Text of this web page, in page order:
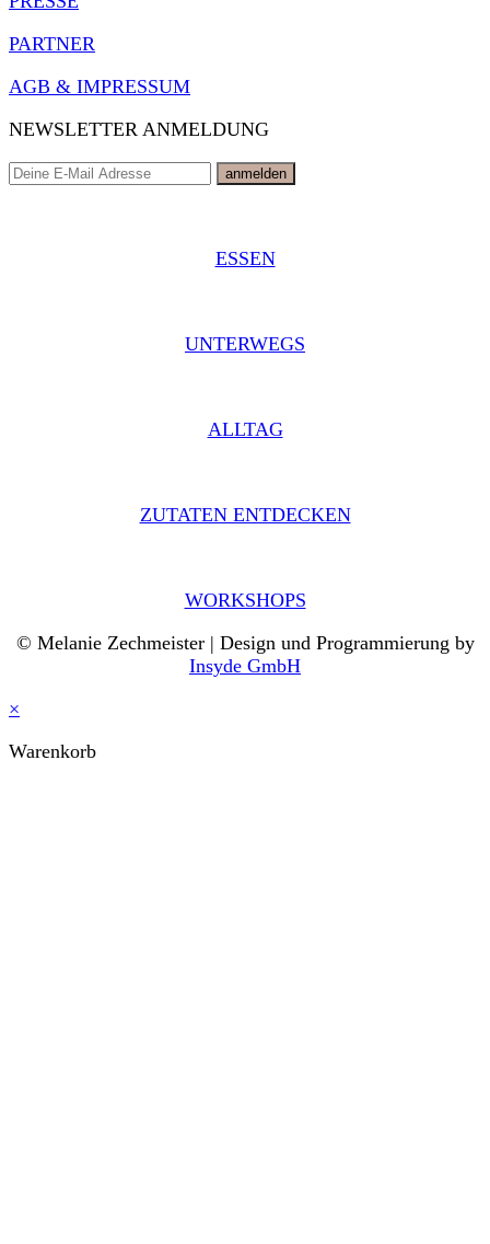
PARTNER
AGB & IMPRESSUM
NEWSLETTER ANMELDUNG
ESSEN
UNTERWEGS
ALLTAG
ZUTATEN ENTDECKEN
WORKSHOPS
© Melanie Zechmeister | Design und Programmierung by
Insyde GmbH
×
Warenkorb